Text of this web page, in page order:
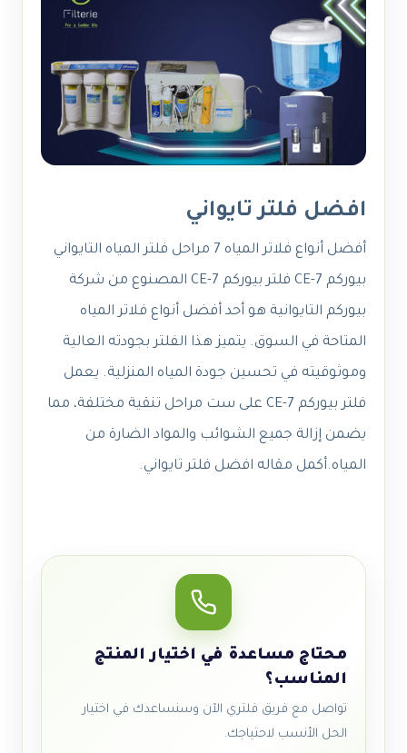
افضل فلتر تايواني
أفضل أنواع فلاتر المياه 7 مراحل فلتر المياه التايواني
بيوركم CE-7
فلتر بيوركم CE-7 المصنوع من شركة
بيوركم التايوانية هو أحد أفضل أنواع فلاتر المياه
المتاحة في السوق. يتميز هذا الفلتر بجودته العالية
وموثوقيته في تحسين جودة المياه المنزلية. يعمل
فلتر بيوركم CE-7 على ست مراحل تنقية مختلفة، مما
يضمن إزالة جميع الشوائب والمواد الضارة من
المياه.أكمل مقاله افضل فلتر تايواني.
محتاج مساعدة في اختيار المنتج
المناسب؟
تواصل مع فريق فلتري الآن وسنساعدك في اختيار
الحل الأنسب لاحتياجك.